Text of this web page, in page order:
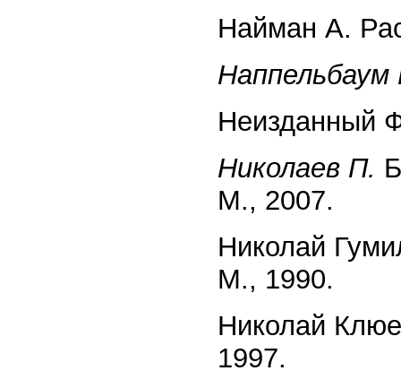
Найман А.
Наппельбаум
Неизданный
Николаев П.
М., 2007.
Николай
М., 1990.
Николай
1997.